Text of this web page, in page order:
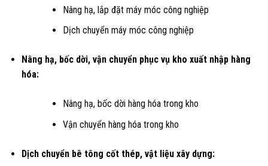
Nâng hạ, lắp đặt máy móc công nghiệp
Dịch chuyển máy móc công nghiệp
Nâng hạ, bốc dời, vận chuyển phục vụ kho xuất nhập hàng
hóa:
Nâng hạ, bốc dời hàng hóa trong kho
Vận chuyển hàng hóa trong kho
Dịch chuyển bê tông cốt thép, vật liệu xây dựng: